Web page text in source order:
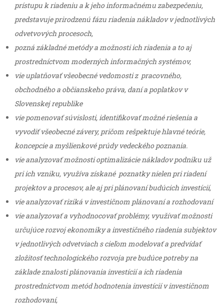
prístupu k riadeniu a k jeho informačnému zabezpečeniu,
predstavuje prirodzenú fázu riadenia nákladov v jednotlivých
odvetvových procesoch,
pozná základné metódy a možnosti ich riadenia a to aj
prostredníctvom moderných informačných systémov,
vie uplatňovať všeobecné vedomosti z pracovného,
obchodného a občianskeho práva, daní a poplatkov v
Slovenskej republike
vie pomenovať súvislosti, identifikovať možné riešenia a
vyvodiť všeobecné závery, pričom rešpektuje hlavné teórie,
koncepcie a myšlienkové prúdy vedeckého poznania.
vie analyzovať možnosti optimalizácie nákladov podniku už
pri ich vzniku, využíva získané poznatky nielen pri riadení
projektov a procesov, ale aj pri plánovaní budúcich investícií,
vie analyzovať riziká v investičnom plánovaní a rozhodovaní
vie analyzovať a vyhodnocovať problémy, využívať možnosti
určujúce rozvoj ekonomiky a investičného riadenia subjektov
v jednotlivých odvetviach s cieľom modelovať a predvídať
zložitosť technologického rozvoja pre budúce potreby na
základe znalosti plánovania investícií a ich riadenia
prostredníctvom metód hodnotenia investícií v investičnom
rozhodovaní,